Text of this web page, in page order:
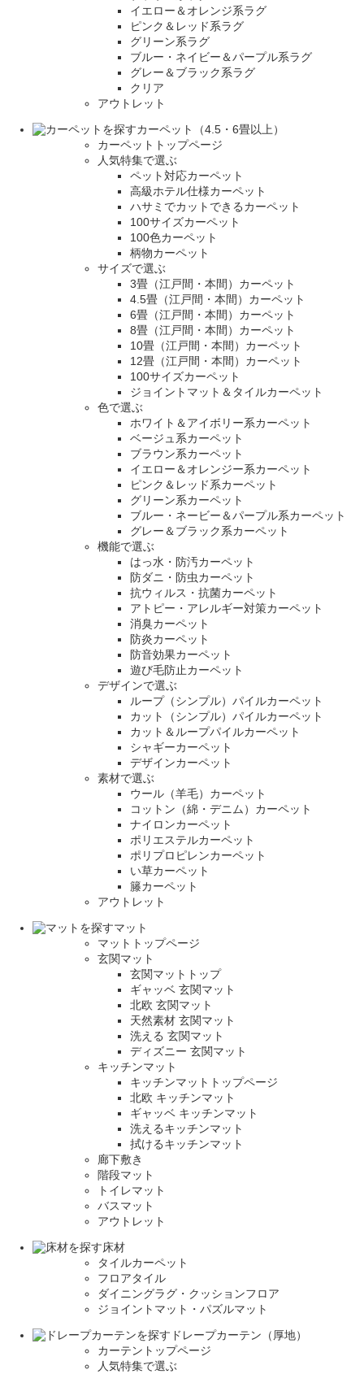
イエロー＆オレンジ系ラグ
ピンク＆レッド系ラグ
グリーン系ラグ
ブルー・ネイビー＆パープル系ラグ
グレー＆ブラック系ラグ
クリア
アウトレット
カーペット（4.5・6畳以上）
カーペットトップページ
人気特集で選ぶ
ペット対応カーペット
高級ホテル仕様カーペット
ハサミでカットできるカーペット
100サイズカーペット
100色カーペット
柄物カーペット
サイズで選ぶ
3畳（江戸間・本間）カーペット
4.5畳（江戸間・本間）カーペット
6畳（江戸間・本間）カーペット
8畳（江戸間・本間）カーペット
10畳（江戸間・本間）カーペット
12畳（江戸間・本間）カーペット
100サイズカーペット
ジョイントマット＆タイルカーペット
色で選ぶ
ホワイト＆アイボリー系カーペット
ベージュ系カーペット
ブラウン系カーペット
イエロー＆オレンジー系カーペット
ピンク＆レッド系カーペット
グリーン系カーペット
ブルー・ネービー＆パープル系カーペット
グレー＆ブラック系カーペット
機能で選ぶ
はっ水・防汚カーペット
防ダニ・防虫カーペット
抗ウィルス・抗菌カーペット
アトピー・アレルギー対策カーペット
消臭カーペット
防炎カーペット
防音効果カーペット
遊び毛防止カーペット
デザインで選ぶ
ループ（シンプル）パイルカーペット
カット（シンプル）パイルカーペット
カット＆ループパイルカーペット
シャギーカーペット
デザインカーペット
素材で選ぶ
ウール（羊毛）カーペット
コットン（綿・デニム）カーペット
ナイロンカーペット
ポリエステルカーペット
ポリプロピレンカーペット
い草カーペット
籐カーペット
アウトレット
マット
マットトップページ
玄関マット
玄関マットトップ
ギャッベ 玄関マット
北欧 玄関マット
天然素材 玄関マット
洗える 玄関マット
ディズニー 玄関マット
キッチンマット
キッチンマットトップページ
北欧 キッチンマット
ギャッベ キッチンマット
洗えるキッチンマット
拭けるキッチンマット
廊下敷き
階段マット
トイレマット
バスマット
アウトレット
床材
タイルカーペット
フロアタイル
ダイニングラグ・クッションフロア
ジョイントマット・パズルマット
ドレープカーテン（厚地）
カーテントップページ
人気特集で選ぶ